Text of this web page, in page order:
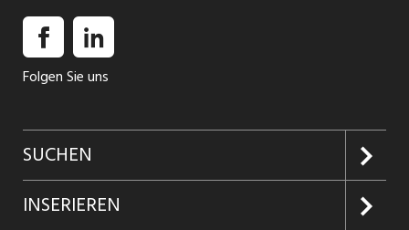
Folgen Sie uns
SUCHEN
Jobs suchen
INSERIEREN